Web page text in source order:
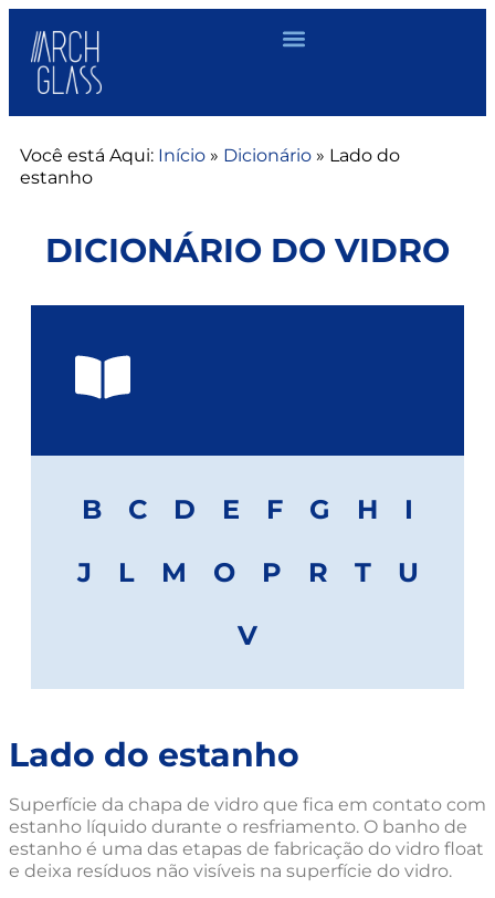
Você está Aqui: Início » Dicionário » Lado do
estanho
DICIONÁRIO DO VIDRO
B C D E F G H
I
J
L M O P R T
U
V
Lado do estanho
Superfície da chapa de vidro que fica em contato com
estanho líquido durante o resfriamento. O banho de
estanho é uma das etapas de fabricação do vidro float
e deixa resíduos não visíveis na superfície do vidro.